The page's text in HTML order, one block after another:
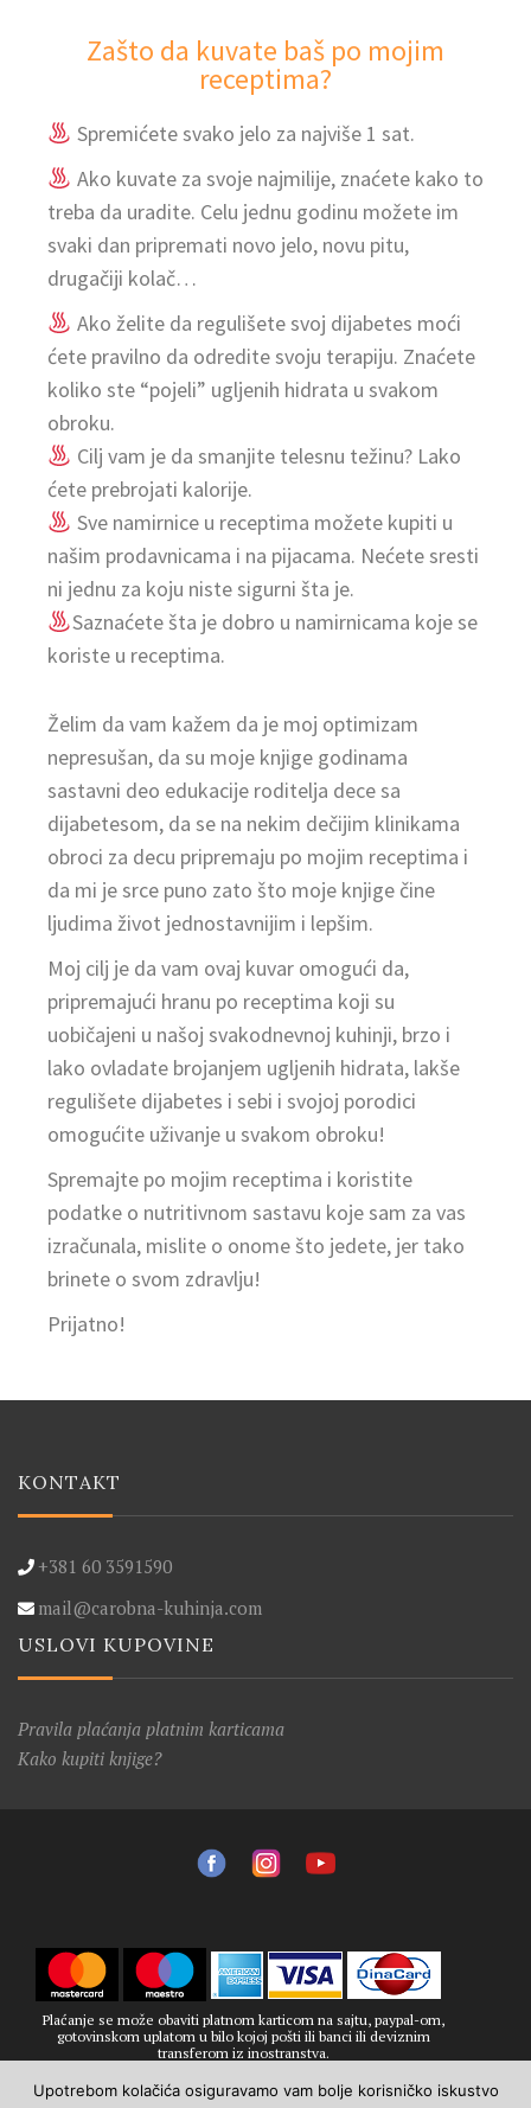
Zašto da kuvate baš po mojim
receptima?
Spremićete svako jelo za najviše 1 sat.
Ako kuvate za svoje najmilije, znaćete kako to
treba da uradite. Celu jednu godinu možete im
svaki dan pripremati novo jelo, novu pitu,
drugačiji kolač…
Ako želite da regulišete svoj dijabetes moći
ćete pravilno da odredite svoju terapiju. Znaćete
koliko ste “pojeli” ugljenih hidrata u svakom
obroku.
Cilj vam je da smanjite telesnu težinu? Lako
ćete prebrojati kalorije.
Sve namirnice u receptima možete kupiti u
našim prodavnicama i na pijacama. Nećete sresti
ni jednu za koju niste sigurni šta je.
Saznaćete šta je dobro u namirnicama koje se
koriste u receptima.
Želim da vam kažem da je moj optimizam
nepresušan, da su moje knjige godinama
sastavni deo edukacije roditelja dece sa
dijabetesom, da se na nekim dečijim klinikama
obroci za decu pripremaju po mojim receptima i
da mi je srce puno zato što moje knjige čine
ljudima život jednostavnijim i lepšim.
Moj cilj je da vam ovaj kuvar omogući da,
pripremajući hranu po receptima koji su
uobičajeni u našoj svakodnevnoj kuhinji, brzo i
lako ovladate brojanjem ugljenih hidrata, lakše
regulišete dijabetes i sebi i svojoj porodici
omogućite uživanje u svakom obroku!
Spremajte po mojim receptima i koristite
podatke o nutritivnom sastavu koje sam za vas
izračunala, mislite o onome što jedete, jer tako
brinete o svom zdravlju!
Prijatno!
KONTAKT
+381 60 3591590
mail@carobna-kuhinja.com
USLOVI KUPOVINE
Pravila plaćanja platnim karticama
Kako kupiti knjige?
Plaćanje se može obaviti platnom karticom na sajtu, paypal-om,
gotovinskom uplatom u bilo kojoj pošti ili banci ili deviznim
transferom iz inostranstva.
Upotrebom kolačića osiguravamo vam bolje korisničko iskustvo